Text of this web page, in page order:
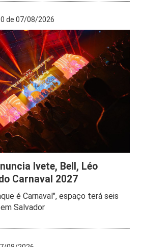
de 07/08/2026
Ivete, Bell, Léo
Carnaval 2027
é Carnaval", espaço terá seis
Salvador